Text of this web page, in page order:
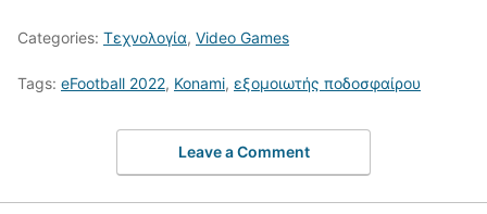
Categories: Τεχνολογία, Video Games
Tags: eFootball 2022, Konami, εξομοιωτής ποδοσφαίρου
Leave a Comment